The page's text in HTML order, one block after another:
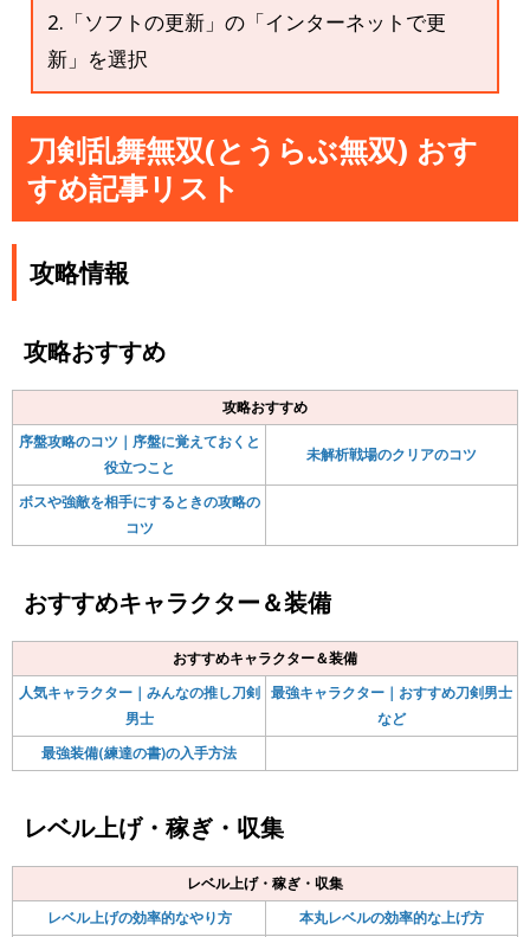
2.「ソフトの更新」の「インターネットで更
新」を選択
刀剣乱舞無双(とうらぶ無双) おす
すめ記事リスト
攻略情報
攻略おすすめ
攻略おすすめ
序盤攻略のコツ｜序盤に覚えておくと
役立つこと
未解析戦場のクリアのコツ
ボスや強敵を相手にするときの攻略の
コツ
おすすめキャラクター＆装備
おすすめキャラクター＆装備
人気キャラクター｜みんなの推し刀剣
男士
最強キャラクター｜おすすめ刀剣男士
など
最強装備(練達の書)の入手方法
レベル上げ・稼ぎ・収集
レベル上げ・稼ぎ・収集
レベル上げの効率的なやり方
本丸レベルの効率的な上げ方